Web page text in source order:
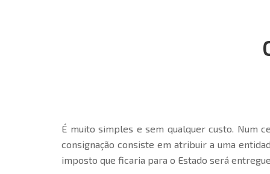
É muito simples e sem qualquer custo. Num
consignação consiste em atribuir a uma
imposto que ficaria para o Estado será